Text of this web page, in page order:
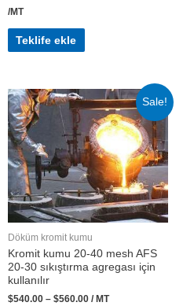
/MT
Teklife ekle
Sale!
Döküm kromit kumu
Kromit kumu 20-40 mesh AFS
20-30 sıkıştırma agregası için
kullanılır
$540.00 – $560.00 / MT